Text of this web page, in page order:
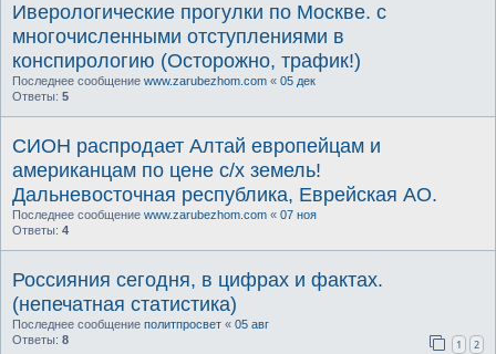
Иверологические прогулки по Москве. с
многочисленными отступлениями в
конспирологию (Осторожно, трафик!)
Последнее сообщение www.zarubezhom.com « 05 дек
Ответы: 5
СИОН распродает Алтай европейцам и
американцам по цене с/х земель!
Дальневосточная республика, Еврейская АО.
Последнее сообщение www.zarubezhom.com « 07 ноя
Ответы: 4
Россияния сегодня, в цифрах и фактах.
(непечатная статистика)
Последнее сообщение политпросвет « 05 авг
Ответы: 8 1 2